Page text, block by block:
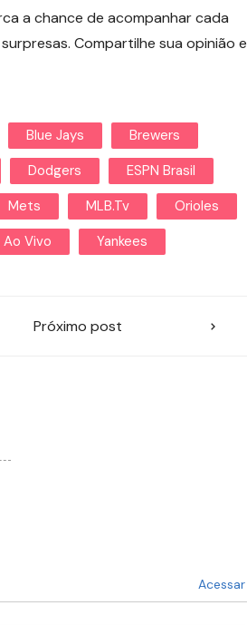
a chance de acompanhar cada
Compartilhe sua opinião e
Blue Jays
Brewers
Dodgers
ESPN Brasil
Mets MLB.tv
Orioles
Vivo Yankees
Próximo post
Acessar